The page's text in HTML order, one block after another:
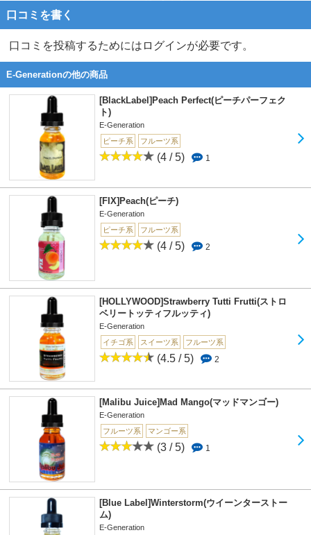
口コミを書く
口コミを投稿するためにはログインが必要です。
E-Generationの他の商品
[BlackLabel]Peach Perfect(ピーチパーフェク
ト)
E-Generation
ピーチ系
フルーツ系
(4 / 5) 1
[FIX]Peach(ピーチ)
E-Generation
ピーチ系
フルーツ系
(4 / 5) 2
[HOLLYWOOD]Strawberry Tutti Frutti(ストロ
ベリートッティフルッティ)
E-Generation
イチゴ系
スイーツ系 フルーツ系
(4.5 / 5) 2
[Malibu Juice]Mad Mango(マッドマンゴー)
E-Generation
フルーツ系
マンゴー系
(3 / 5) 1
[Blue Label]Winterstorm(ウイーンターストー
ム)
E-Generation